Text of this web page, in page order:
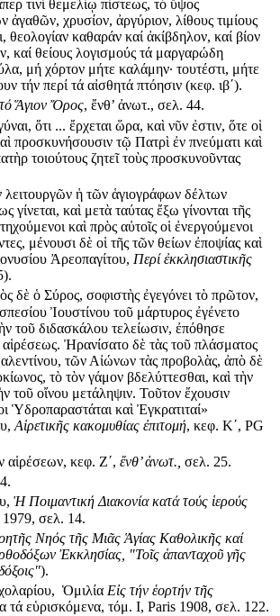
τινί θεμελίῳ πίστεως, τό ὕψος
ἀγαθῶν, χρυσίον, ἀργύριον, λίθους τιμίους
θεολογίαν καθαράν καί ἀκίβδηλον, καί βίον
καί θείους λογισμούς τά μαργαρώδη
μή χόρτον μήτε καλάμην· τουτέστι, μήτε
τήν περί τά αἰσθητά πτόησιν (κεφ. ιβ΄).
Ἅγιον Ὄρος, ἔνθ’ ἀνωτ., σελ. 44.
ὅτι ... ἔρχεται ὥρα, καὶ νῦν ἐστιν, ὅτε οἱ
προσκυνήσουσιν τῷ Πατρὶ ἐν πνεύματι καὶ
τοιούτους ζητεῖ τοὺς προσκυνοῦντας
λειτουργῶν ἡ τῶν ἁγιογράφων δέλτων
γίνεται, καὶ μετὰ ταύτας ἔξω γίνονται τῆς
καὶ πρὸς αὐτοῖς οἱ ἐνεργούμενοι
μένουσι δὲ οἱ τῆς τῶν θείων ἐποψίας καὶ
Ἀρεοπαγίτου, Περί ἐκκλησιαστικῆς
δὲ ὁ Σύρος, σοφιστὴς ἐγεγόνει τὸ πρῶτον,
Ἰουστίνου τοῦ μάρτυρος ἐγένετο
τοῦ διδασκάλου τελείωσιν, ἐπόθησε
αἱρέσεως. Ἠρανίσατο δὲ τὰς τοῦ πλάσματος
τῶν Αἰώνων τὰς προβολὰς, ἀπὸ δὲ
τὸ τὸν γάμον βδελύττεσθαι, καὶ τὴν
τοῦ οἴνου μετάληψιν. Τοῦτον ἔχουσιν
Ὑδροπαραστάται καὶ Ἐγκρατιταί»
Αἱρετικῆς κακομυθίας ἐπιτομή, κεφ. Κ΄, PG
κεφ. Ζ΄, ἔνθ’ ἀνωτ., σελ. 25.
Ἡ Ποιμαντική Διακονία κατά τούς ἱερούς
1979, σελ. 14.
Νηός τῆς Μιᾶς Ἁγίας Καθολικῆς καί
Ἐκκλησίας, "Τοῖς ἁπανταχοῦ γῆς
).
Ὁμιλία Εἰς τήν ἑορτήν τῆς
τά εὑρισκόμενα, τόμ. Ι, Paris 1908, σελ. 122.